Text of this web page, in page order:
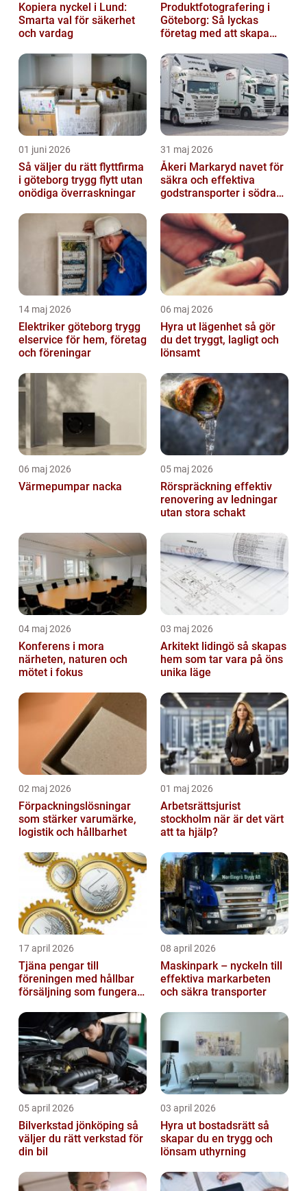
Kopiera nyckel i Lund:
Smarta val för säkerhet
och vardag
Produktfotografering i
Göteborg: Så lyckas
företag med att skapa
01 juni 2026
Så väljer du rätt flyttfirma
i göteborg trygg flytt utan
onödiga överraskningar
31 maj 2026
Åkeri Markaryd navet för
säkra och effektiva
godstransporter i södra
14 maj 2026
Elektriker göteborg trygg
elservice för hem, företag
och föreningar
06 maj 2026
Hyra ut lägenhet så gör
du det tryggt, lagligt och
lönsamt
06 maj 2026
Värmepumpar nacka
05 maj 2026
Rörspräckning effektiv
renovering av ledningar
utan stora schakt
04 maj 2026
Konferens i mora
närheten, naturen och
mötet i fokus
03 maj 2026
Arkitekt lidingö så skapas
hem som tar vara på öns
unika läge
02 maj 2026
Förpackningslösningar
som stärker varumärke,
logistik och hållbarhet
01 maj 2026
Arbetsrättsjurist
stockholm när är det värt
att ta hjälp?
17 april 2026
Tjäna pengar till
föreningen med hållbar
försäljning som fungerar
08 april 2026
Maskinpark – nyckeln till
effektiva markarbeten
och säkra transporter
05 april 2026
Bilverkstad jönköping så
väljer du rätt verkstad för
din bil
03 april 2026
Hyra ut bostadsrätt så
skapar du en trygg och
lönsam uthyrning